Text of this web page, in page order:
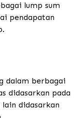
lump sum
pendapatan
dalam berbagai
didasarkan pada
didasarkan